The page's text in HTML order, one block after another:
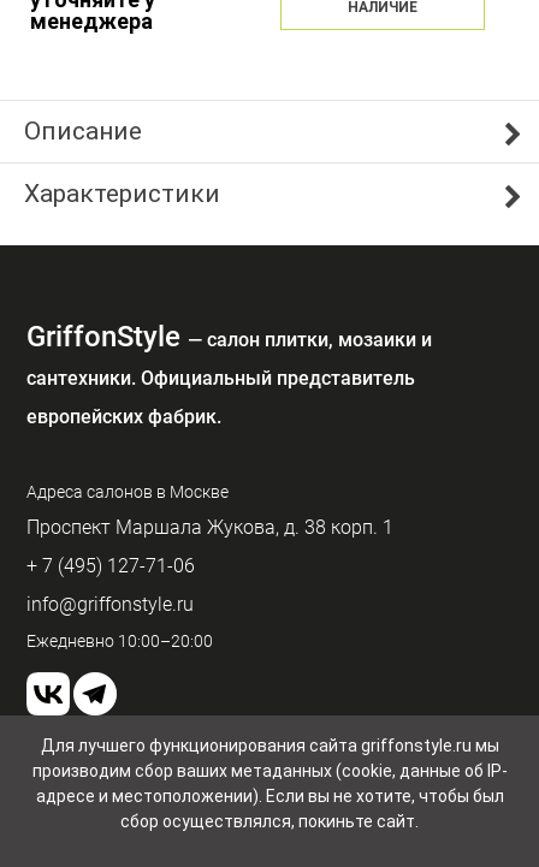
менеджера
НАЛИЧИЕ
Описание
Характеристики
GriffonStyle — cалон плитки, мозаики и
сантехники. Официальный представитель
европейских фабрик.
Адреса салонов в Москве
Проспект Маршала Жукова, д. 38 корп. 1
+ 7 (495) 127-71-06
info@griffonstyle.ru
Ежедневно 10:00–20:00
© GriffonStyle 2026
Пользовательское соглашение и конфиденциальность
Для лучшего функционирования сайта griffonstyle.ru мы
производим сбор ваших метаданных (cookie, данные об IP-
адресе и местоположении). Если вы не хотите, чтобы был
сбор осуществлялся, покиньте сайт.